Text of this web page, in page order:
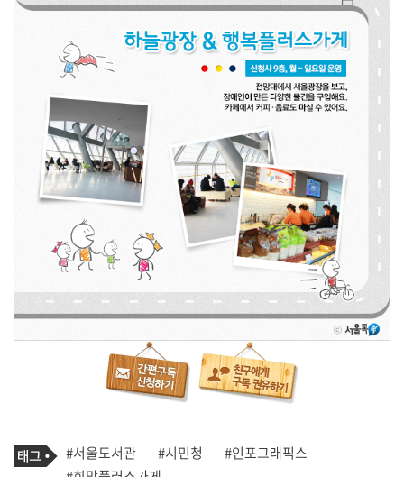
기
사
태
그
#서울도서관 #시민청
#인포그래픽스